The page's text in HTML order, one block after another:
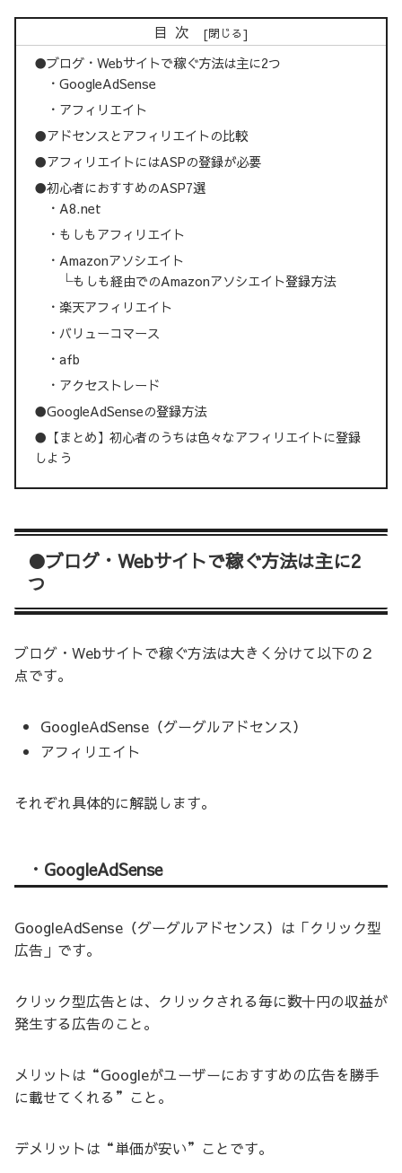
目次
●ブログ・Webサイトで稼ぐ方法は主に2つ
・GoogleAdSense
・アフィリエイト
●アドセンスとアフィリエイトの比較
●アフィリエイトにはASPの登録が必要
●初心者におすすめのASP7選
・A8.net
・もしもアフィリエイト
・Amazonアソシエイト
└もしも経由でのAmazonアソシエイト登録方法
・楽天アフィリエイト
・バリューコマース
・afb
・アクセストレード
●GoogleAdSenseの登録方法
●【まとめ】初心者のうちは色々なアフィリエイトに登録
しよう
●ブログ・Webサイトで稼ぐ方法は主に2
つ
ブログ・Webサイトで稼ぐ方法は大きく分けて以下の２
点です。
GoogleAdSense（グーグルアドセンス）
アフィリエイト
それぞれ具体的に解説します。
・GoogleAdSense
GoogleAdSense（グーグルアドセンス）は「クリック型
広告」です。
クリック型広告とは、クリックされる毎に数十円の収益が
発生する広告のこと。
メリットは“Googleがユーザーにおすすめの広告を勝手
に載せてくれる”こと。
デメリットは“単価が安い”ことです。